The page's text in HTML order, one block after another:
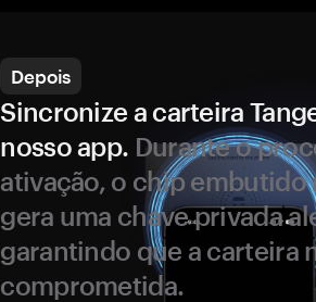
Depois
Sincronize a carteira
nosso app. Durante o
ativação, o chip embutido
gera uma chave privada
garantindo que a carteira
comprometida.